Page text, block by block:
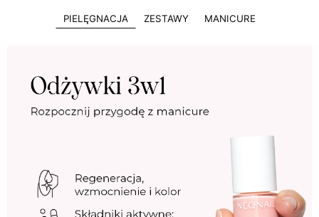
PIELĘGNACJA ZESTAWY MANICURE